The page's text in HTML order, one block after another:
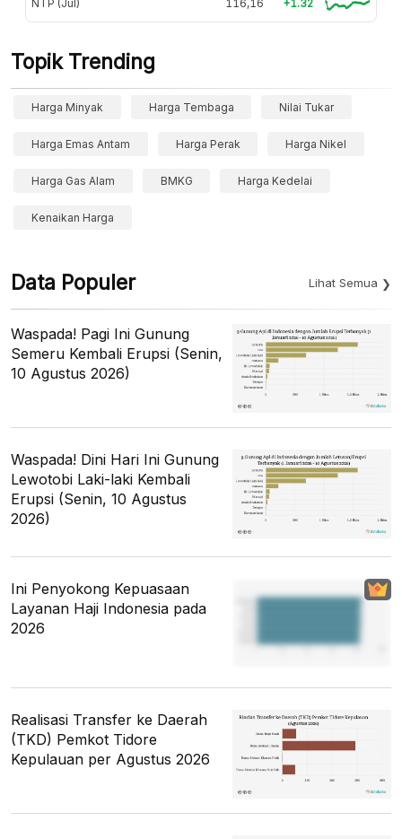
NTP (Jul) 116,16 +1.32
Topik Trending
Harga Minyak Harga Tembaga Nilai Tukar
Harga Emas Antam Harga Perak Harga Nikel
Harga Gas Alam BMKG Harga Kedelai
Kenaikan Harga
Data Populer Lihat Semua
Waspada! Pagi Ini Gunung
Semeru Kembali Erupsi (Senin,
10 Agustus 2026)
Waspada! Dini Hari Ini Gunung
Lewotobi Laki-laki Kembali
Erupsi (Senin, 10 Agustus
2026)
Ini Penyokong Kepuasaan
Layanan Haji Indonesia pada
2026
Realisasi Transfer ke Daerah
(TKD) Pemkot Tidore
Kepulauan per Agustus 2026